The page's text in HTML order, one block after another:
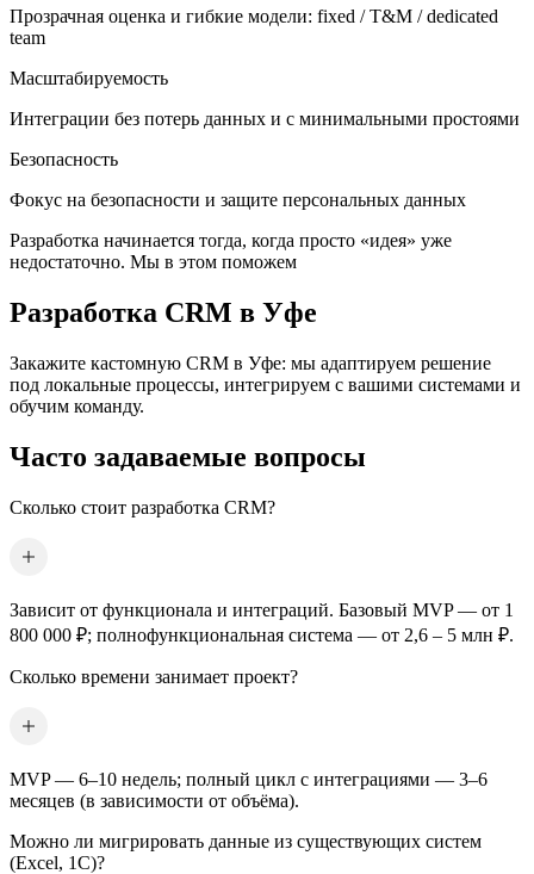
Прозрачная оценка и гибкие модели: fixed / T&M / dedicated
team
Масштабируемость
Интеграции без потерь данных и с минимальными простоями
Безопасность
Фокус на безопасности и защите персональных данных
Разработка начинается тогда, когда просто «идея» уже
недостаточно. Мы в этом поможем
Разработка CRM в Уфе
Закажите кастомную CRM в Уфе: мы адаптируем решение
под локальные процессы, интегрируем с вашими системами и
обучим команду.
Часто задаваемые вопросы
Сколько стоит разработка CRM?
Зависит от функционала и интеграций. Базовый MVP — от 1
800 000 ₽; полнофункциональная система — от 2,6 – 5 млн ₽.
Сколько времени занимает проект?
MVP — 6–10 недель; полный цикл с интеграциями — 3–6
месяцев (в зависимости от объёма).
Можно ли мигрировать данные из существующих систем
(Excel, 1С)?